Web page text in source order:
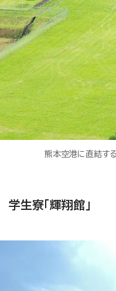
熊本空港に直結す
学生寮「輝翔館」